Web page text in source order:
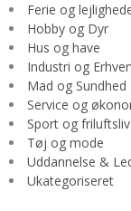
Ferie og
Hobby og Dyr
Hus og have
Industri og
Mad og Sundhed
Service og
Sport og friluftsliv
Tøj og mode
Uddannelse &
Ukategoriseret